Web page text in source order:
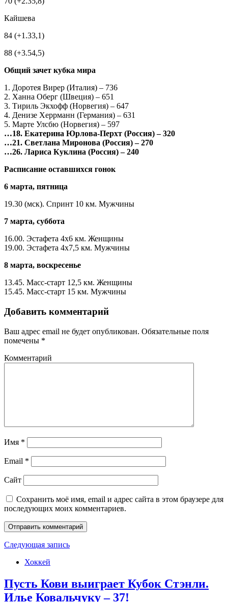
Кайшева
84 (+1.33,1)
88 (+3.54,5)
Общий зачет кубка мира
1. Доротея Вирер (Италия) – 736
2. Ханна Оберг (Швеция) – 651
3. Тириль Экхофф (Норвегия) – 647
4. Денизе Херрманн (Германия) – 631
5. Марте Улсбю (Норвегия) – 597
…18. Екатерина Юрлова-Перхт (Россия) – 320
…21. Светлана Миронова (Россия) – 270
…26. Лариса Куклина (Россия) – 240
Расписание оставшихся гонок
6 марта, пятница
19.30 (мск). Спринт 10 км. Мужчины
7 марта, суббота
16.00. Эстафета 4х6 км. Женщины
19.00. Эстафета 4х7,5 км. Мужчины
8 марта, воскресенье
13.45. Масс-старт 12,5 км. Женщины
15.45. Масс-старт 15 км. Мужчины
Добавить комментарий
Ваш адрес email не будет опубликован. Обязательные поля
помечены *
Комментарий
Имя *
Email *
Сайт
Сохранить моё имя, email и адрес сайта в этом браузере для
последующих моих комментариев.
Следующая запись
Хоккей
Пусть Кови выиграет Кубок Стэнли.
Илье Ковальчуку – 37!